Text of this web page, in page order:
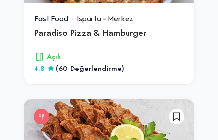
Fast Food Isparta - Merkez
Paradiso Pizza & Hamburger
Açık
4.8
(60 Değerlendirme)